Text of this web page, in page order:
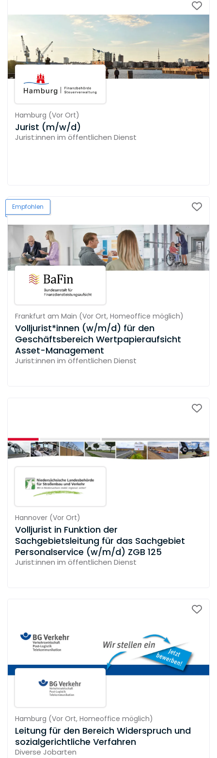
Hamburg (Vor Ort)
Jurist (m/w/d)
Jurist:innen im öffentlichen Dienst
Empfohlen
Frankfurt am Main (Vor Ort, Homeoffice möglich)
Volljurist*innen (w/m/d) für den
Geschäftsbereich Wertpapieraufsicht
Asset-Management
Jurist:innen im öffentlichen Dienst
Hannover (Vor Ort)
Volljurist in Funktion der
Sachgebietsleitung für das Sachgebiet
Personalservice (w/m/d) ZGB 125
Jurist:innen im öffentlichen Dienst
Hamburg (Vor Ort, Homeoffice möglich)
Leitung für den Bereich Widerspruch und
sozialgerichtliche Verfahren
Diverse Jobarten